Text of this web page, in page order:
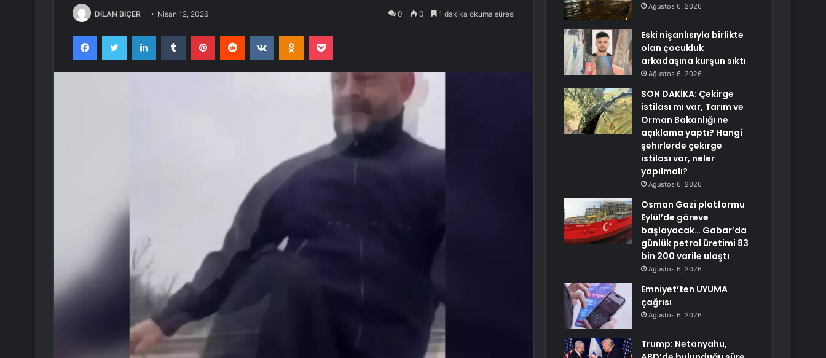
DİLAN BİÇER Nisan 12, 2026 0 0 1 dakika okuma süresi
FacebookTwitter LinkedInTumblr PinterestReddit VKontakteOdnoklassniki
Pocket
Ağustos 6, 2026
Eski nişanlısıyla birlikte
olan çocukluk
arkadaşına kurşun sıktı
Ağustos 6, 2026
SON DAKİKA: Çekirge
istilası mı var, Tarım ve
Orman Bakanlığı ne
açıklama yaptı? Hangi
şehirlerde çekirge
istilası var, neler
yapılmalı?
Ağustos 6, 2026
Osman Gazi platformu
Eylül’de göreve
başlayacak… Gabar’da
günlük petrol üretimi 83
bin 200 varile ulaştı
Ağustos 6, 2026
Emniyet’ten UYUMA
çağrısı
Ağustos 6, 2026
Trump: Netanyahu,